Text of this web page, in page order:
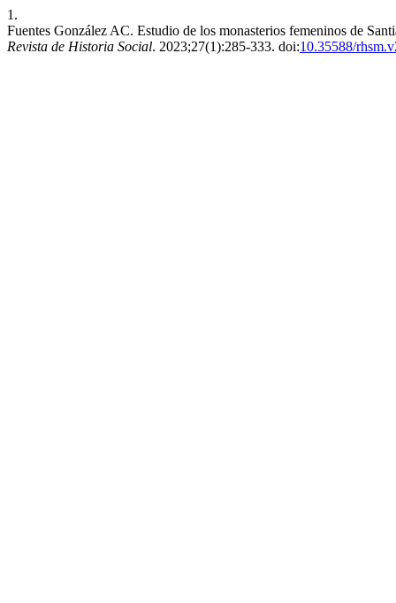
1.
Fuentes González AC. Estudio de los monasterios femeninos de
Revista de Historia Social. 2023;27(1):285-333. doi:10.35588/